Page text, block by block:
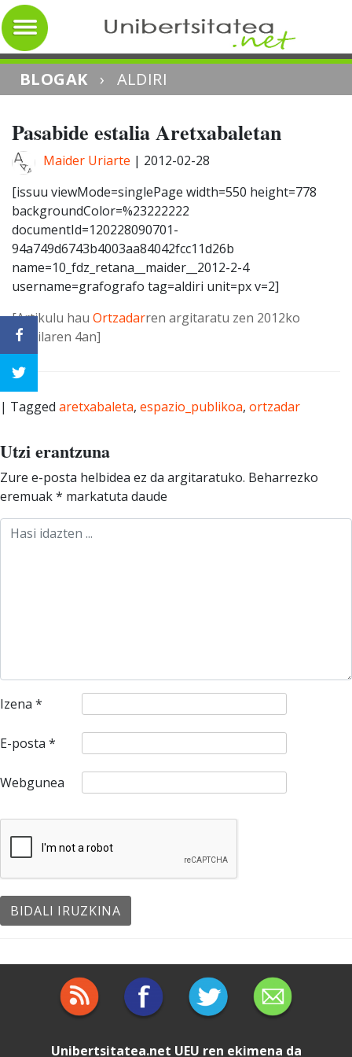
BLOGAK › ALDIRI
Pasabide estalia Aretxabaletan
Maider Uriarte | 2012-02-28
[issuu viewMode=singlePage width=550 height=778
backgroundColor=%23222222
documentId=120228090701-
94a749d6743b4003aa84042fcc11d26b
name=10_fdz_retana__maider__2012-2-4
username=grafografo tag=aldiri unit=px v=2]
[Artikulu hau Ortzadarren argitaratu zen 2012ko
otsailaren 4an]
| Tagged aretxabaleta, espazio_publikoa, ortzadar
Utzi erantzuna
Zure e-posta helbidea ez da argitaratuko. Beharrezko
eremuak* markatuta daude
Izena *
E-posta *
Webgunea
Unibertsitatea.net UEU ren ekimena da